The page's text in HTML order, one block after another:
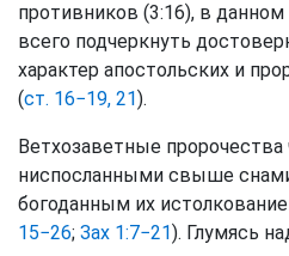
противников (3:16), в
всего подчеркнуть
характер апостольских и
(ст. 16−19, 21).
Ветхозаветные пророчества
ниспосланными свыше
богоданным их
15−26; Зах 1:7−21). Глумясь